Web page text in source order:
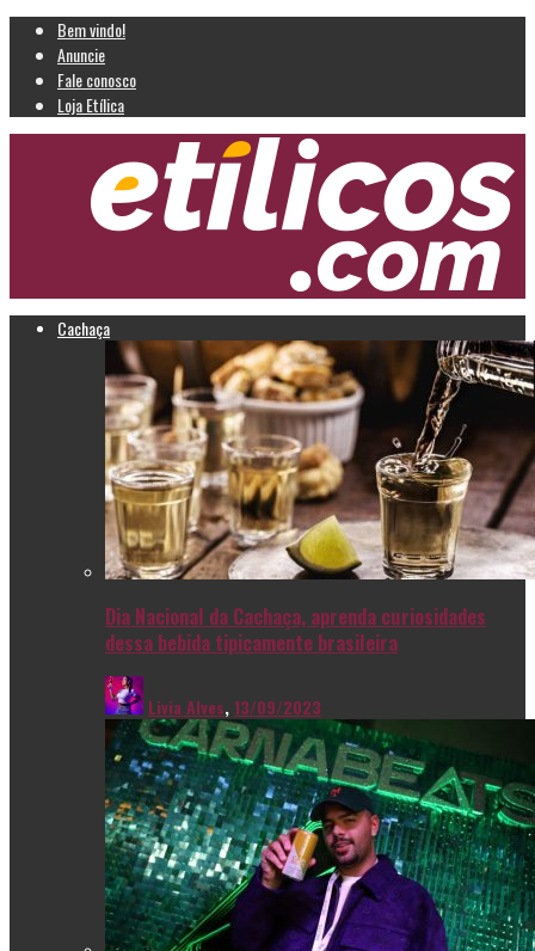
Bem vindo!
Anuncie
Fale conosco
Loja Etílica
Cachaça
Dia Nacional da Cachaça, aprenda curiosidades
dessa bebida tipicamente brasileira
Livia Alves,13/09/2023